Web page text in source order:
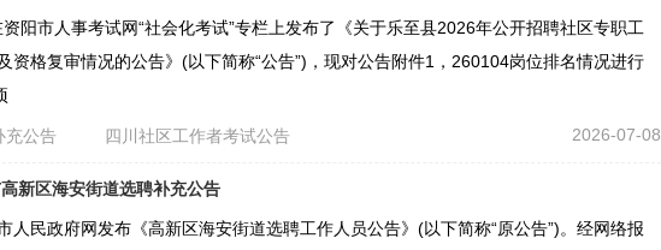
阳市人事考试网“社会化考试”专栏上发布了《关于乐至县2026年公开招聘社区专职工
资格复审情况的公告》(以下简称“公告”)，现对公告附件1，260104岗位排名情况进行
2026-07-08
充公告 四川社区工作者考试公告
新区海安街道选聘补充公告
人民政府网发布《高新区海安街道选聘工作人员公告》(以下简称“原公告”)。经网络报